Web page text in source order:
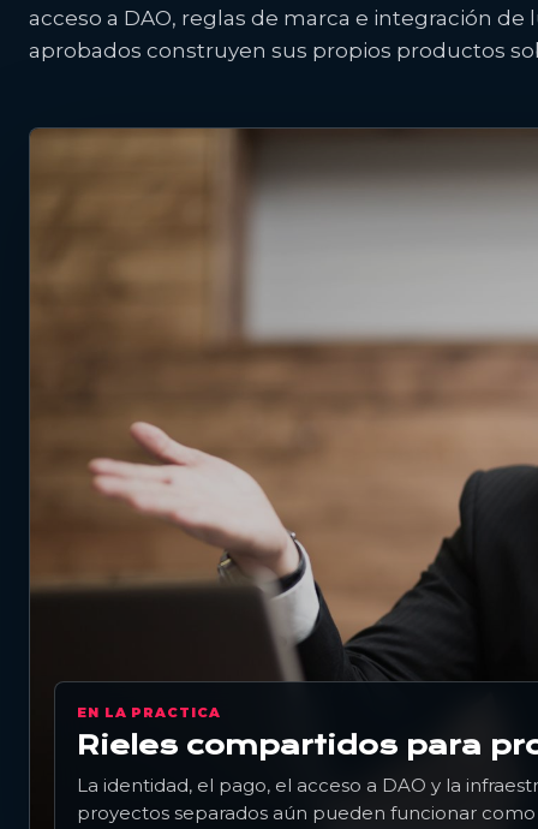
acceso a DAO, reglas de marca e integración
aprobados construyen sus propios productos
EN LA PRACTICA
Rieles compartidos para
La identidad, el pago, el acceso a DAO y la
proyectos separados aún pueden funcionar como